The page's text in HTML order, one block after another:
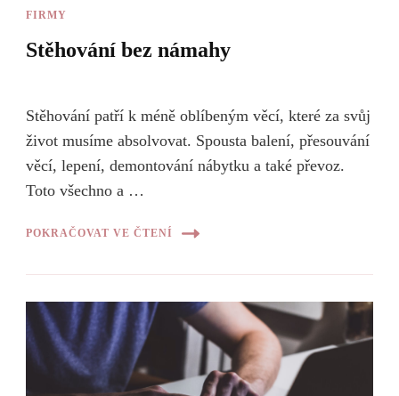
FIRMY
Stěhování bez námahy
Stěhování patří k méně oblíbeným věcí, které za svůj
život musíme absolvovat. Spousta balení, přesouvání
věcí, lepení, demontování nábytku a také převoz.
Toto všechno a …
POKRAČOVAT VE ČTENÍ